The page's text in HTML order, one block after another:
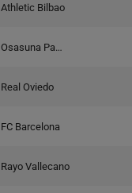
Athletic Bilbao
Osasuna Pampeluna
Real Oviedo
FC Barcelona
Rayo Vallecano